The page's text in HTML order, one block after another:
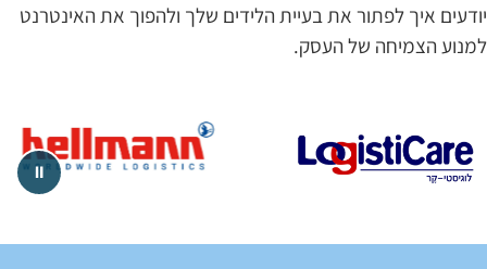
יודעים איך לפתור את בעיית הלידים שלך ולהפוך את האינטרנט
למנוע הצמיחה של העסק.
⏸